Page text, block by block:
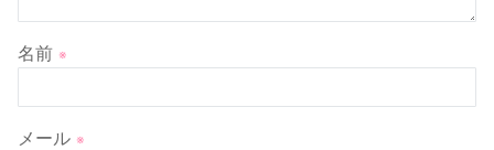
名前 ※
メール ※